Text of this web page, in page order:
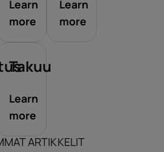
Learn
more
Learn
more
Takuu
Learn
more
ARTIKKELIT